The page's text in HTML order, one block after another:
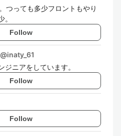
つっても多少フロントもやり
。
Follow
@inaty_61
ジニアをしています。
Follow
Follow